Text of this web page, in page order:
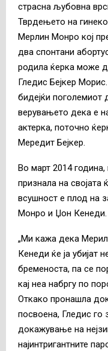
страсна љубовна
Тврдењето на
Мерлин Монро кој
два спонтани
родила ќерка може
Гледис Бејкер
бидејќи поголемиот
верувањето дека е
актерка, поточно
Мередит Бејкер.
Во март 2014
признала на
всушност е плод на
Монро и Џон Кенеди.
„Ми кажа дека
Кенеди ќе ја убијат
бременоста, па се
кај неа набргу по
Откако пронашла
посвоена, Гледис го
докажување на
најинтригантните